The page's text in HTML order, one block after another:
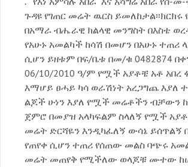
ጉዳዩ የገጠር መሬት ዉርስ
በአማራ ብሔራዊ ክልላዊ መንግስት በእስቴ
የአሁኑ አመልካች ከሳሽ በመሆን በአሁኑ ተጠሪ
ሲሆን ይዘቱም በፍ/ቤቱ በመ/ቁ 0482874
06/10/2010 ዓ/ም የሟች አያቶቼ አቶ አበረ
እማሆይ ፀሓይ ካሳ ወራሽነት አረጋግጨ እያለ
ልጆች ሁነን እያለ የሟች መሬቶችን ብቻውን
ጀምሮ በመያዝ አላካፍልም ስላለኝ የሟች
መሬት ድርሻዬን እንዲካፈለኝ ውሳኔ ይሰጥልኝ
የጠየቀ ሲሆን ተጠሪ የሰጠው መልስ ባጭሩ
መሬት መጠየቅ የሚችለው ወላጆቹ ሙተው